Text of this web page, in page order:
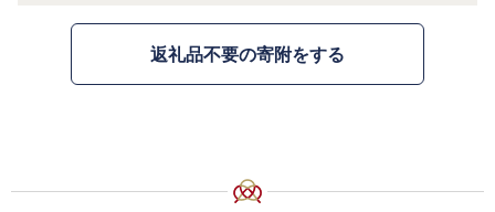
返礼品不要の寄附をする